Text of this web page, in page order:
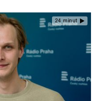
24 minut